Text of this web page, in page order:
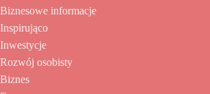
Biznesowe informacje
Inspirująco
Inwestycje
Rozwój osobisty
Biznes